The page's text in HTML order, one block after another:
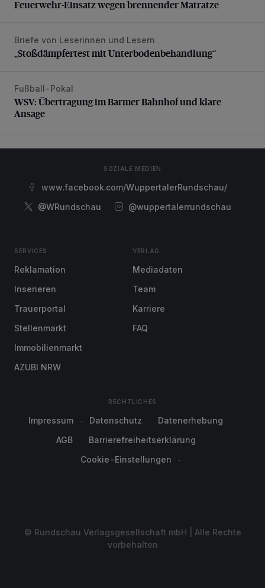
Feuerwehr-Einsatz wegen brennender Matratze
„Stoßdämpfertest mit Unterbodenbehandlung“
Briefe von Leserinnen und Lesern
„Stoßdämpfertest mit Unterbodenbehandlung“
WSV: Übertragung im Barmer Bahnhof und klare Ansage
Fußball-Pokal
WSV: Übertragung im Barmer Bahnhof und klare
Ansage
SOZIALE MEDIEN
www.facebook.com/WuppertalerRundschau/
@WRundschau
@wuppertalerrundschau
SERVICES
Reklamation
Inserieren
Trauerportal
Stellenmarkt
Immobilienmarkt
AZUBI NRW
VERLAG
Mediadaten
Team
Karriere
FAQ
RECHTLICHES
Impressum Datenschutz
Datenerhebung
AGB
Barrierefreiheitserklärung
Cookie-Einstellungen
© Rundschau Verlagsgesellschaft mbH | Alle Rechte
vorbehalten